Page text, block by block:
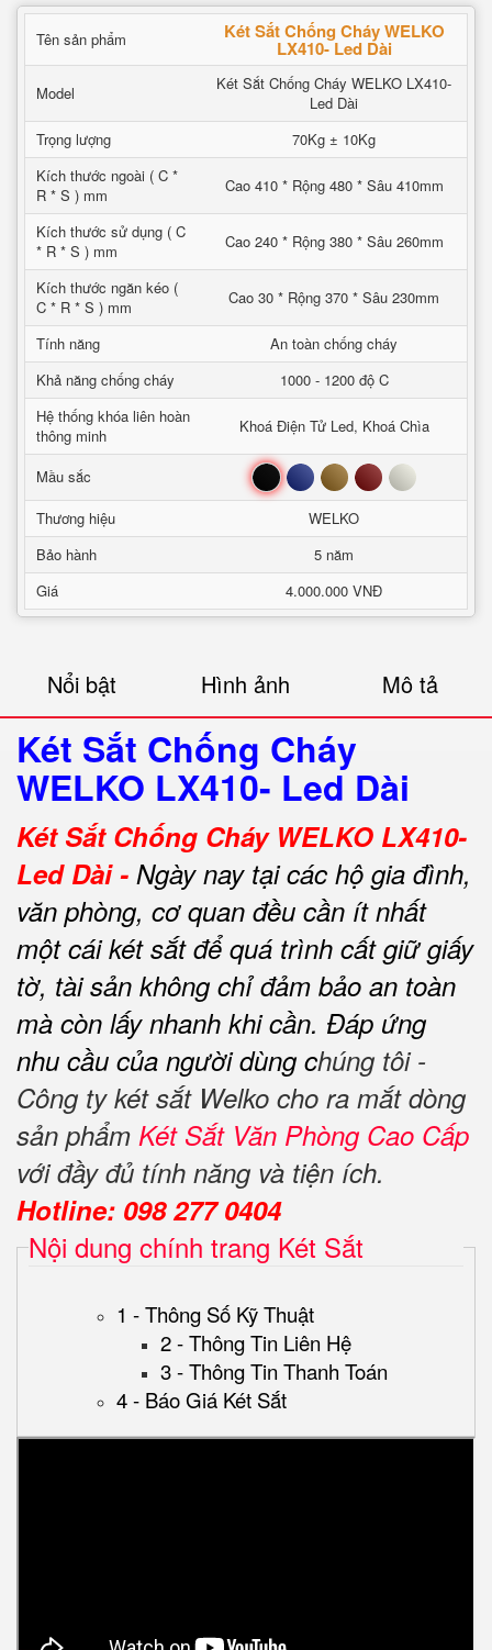
Tên sản phẩm Két Sắt Chống Cháy WELKO
LX410- Led Dài
Model
Két Sắt Chống Cháy WELKO LX410-
Led Dài
Trọng lượng
70Kg ± 10Kg
Kích thước ngoài ( C *
R * S ) mm
Cao 410 * Rộng 480 * Sâu 410mm
Kích thước sử dụng ( C
* R * S ) mm
Cao 240 * Rộng 380 * Sâu 260mm
Kích thước ngăn kéo (
C * R * S ) mm
Cao 30 * Rộng 370 * Sâu 230mm
Tính năng
An toàn chống cháy
Khả năng chống cháy
1000 - 1200 độ C
Hệ thống khóa liên hoàn
thông minh
Khoá Điện Tử Led, Khoá Chìa
Mầu sắc Đen Xanh Nâu Đỏ Trắng
Thương hiệu
WELKO
Bảo hành
5 năm
Giá
4.000.000 VNĐ
Nổi bật Hình ảnh Mô tả
Két Sắt Chống Cháy
WELKO LX410- Led Dài
Két Sắt Chống Cháy WELKO LX410-
Led Dài - Ngày nay tại các hộ gia đình,
văn phòng, cơ quan đều cần ít nhất
một cái két sắt để quá trình cất giữ giấy
tờ, tài sản không chỉ đảm bảo an toàn
mà còn lấy nhanh khi cần. Đáp ứng
nhu cầu của người dùng chúng tôi -
Công ty két sắt Welko cho ra mắt dòng
sản phẩm Két Sắt Văn Phòng Cao Cấp
với đầy đủ tính năng và tiện ích.
Hotline: 098 277 0404
Nội dung chính trang Két Sắt
1 - Thông Số Kỹ Thuật
2 - Thông Tin Liên Hệ
3 - Thông Tin Thanh Toán
4 - Báo Giá Két Sắt